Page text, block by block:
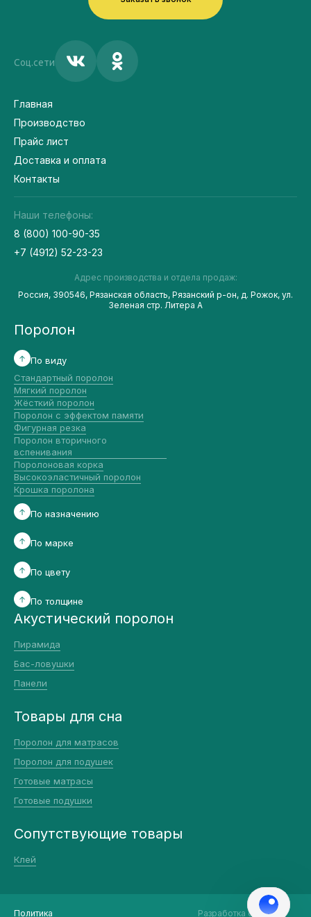
Соц.сети
Главная
Производство
Прайс лист
Доставка и оплата
Контакты
Наши телефоны:
8 (800) 100-90-35
+7 (4912) 52-23-23
Адрес производства и отдела продаж:
Россия, 390546, Рязанская область, Рязанский р-он, д. Рожок, ул.
Зеленая стр. Литера А
Поролон
По виду
Стандартный поролон
Мягкий поролон
Жёсткий поролон
Поролон с эффектом памяти
Фигурная резка
Поролон вторичного
вспенивания
Поролоновая корка
Высокоэластичный поролон
Крошка поролона
По назначению
По марке
По цвету
По толщине
Акустический поролон
Пирамида
Бас-ловушки
Панели
Товары для сна
Поролон для матрасов
Поролон для подушек
Готовые матрасы
Готовые подушки
Сопутствующие товары
Клей
Политика Разработка сайта::